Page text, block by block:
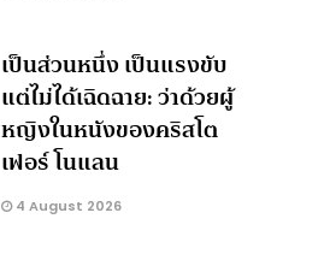
เป็นส่วนหนึ่ง เป็นแรงขับ
แต่ไม่ได้เฉิดฉาย: ว่าด้วยผู้
หญิงในหนังของคริสโต
เฟอร์ โนแลน
4 August 2026